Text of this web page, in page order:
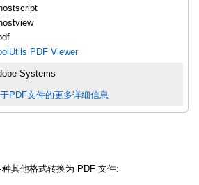
PDF Viewer
Systems
PDF文件的更多详细信息
其他格式转换为 PDF 文件: